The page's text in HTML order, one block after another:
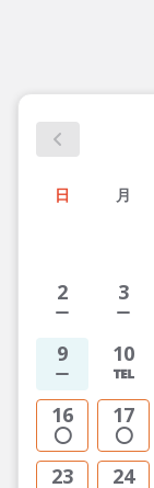
日 月
2 3
9 10
16 17
23 24